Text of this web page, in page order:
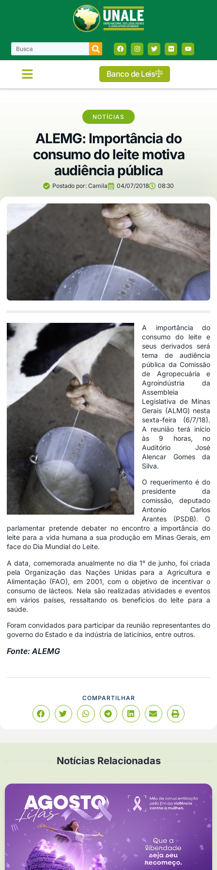
Banco de Leis
NOTÍCIAS
ALEMG: Importância do
consumo do leite motiva
audiência pública
Postado por: Camila 04/07/2018 08:30
A importância do
consumo do leite e
seus derivados será
tema de audiência
pública da Comissão
de Agropecuária e
Agroindústria da
Assembleia
Legislativa de Minas
Gerais (ALMG) nesta
sexta-feira (6/7/18).
A reunião terá início
às 9 horas, no
Auditório José
Alencar Gomes da
Silva.
O requerimento é do
presidente da
comissão, deputado
Antonio Carlos
Arantes (PSDB). O
parlamentar pretende debater no encontro a importância do
leite para a vida humana a sua produção em Minas Gerais, em
face do Dia Mundial do Leite.
A data, comemorada anualmente no dia 1° de junho, foi criada
pela Organização das Nações Unidas para a Agricultura e
Alimentação (FAO), em 2001, com o objetivo de incentivar o
consumo de lácteos. Nela são realizadas atividades e eventos
em vários países, ressaltando os benefícios do leite para a
saúde.
Foram convidados para participar da reunião representantes do
governo do Estado e da indústria de laticínios, entre outros.
Fonte: ALEMG
COMPARTILHAR
Notícias Relacionadas